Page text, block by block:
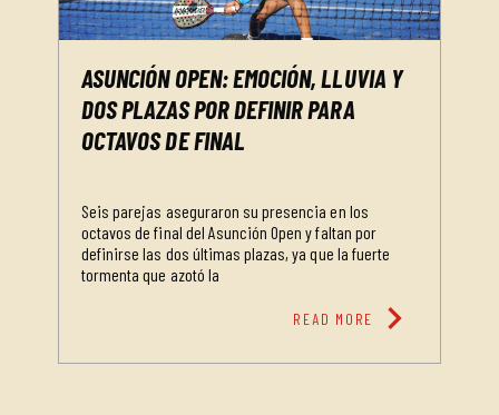
ASUNCIÓN OPEN: EMOCIÓN, LLUVIA Y
DOS PLAZAS POR DEFINIR PARA
OCTAVOS DE FINAL
Seis parejas aseguraron su presencia en los
octavos de final del Asunción Open y faltan por
definirse las dos últimas plazas, ya que la fuerte
tormenta que azotó la
READ MORE chevron_right